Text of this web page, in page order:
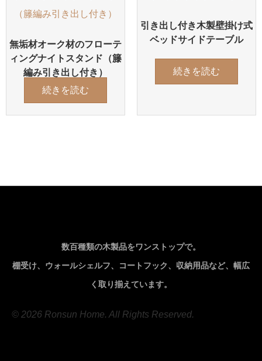
無垢材オーク材のフローテ
ィングナイトスタンド（籐
編み引き出し付き）
続きを読む
引き出し付き木製壁掛け式
ベッドサイドテーブル
続きを読む
数百種類の木製品をワンストップで。
棚受け、ウォールシェルフ、コートフック、収納用品など、幅広
く取り揃えています。
© 2026 Ronsun Home. All Rights Reserved.